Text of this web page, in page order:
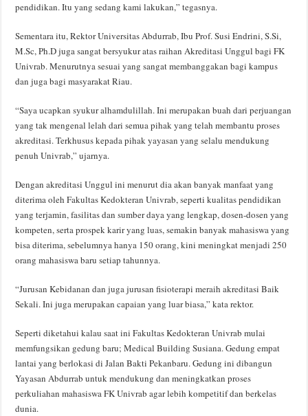
pendidikan. Itu yang sedang kami lakukan,” tegasnya.
Sementara itu, Rektor Universitas Abdurrab, Ibu Prof. Susi Endrini, S.Si,
M.Sc, Ph.D juga sangat bersyukur atas raihan Akreditasi Unggul bagi FK
Univrab. Menurutnya sesuai yang sangat membanggakan bagi kampus
dan juga bagi masyarakat Riau.
“Saya ucapkan syukur alhamdulillah. Ini merupakan buah dari perjuangan
yang tak mengenal lelah dari semua pihak yang telah membantu proses
akreditasi. Terkhusus kepada pihak yayasan yang selalu mendukung
penuh Univrab,” ujarnya.
Dengan akreditasi Unggul ini menurut dia akan banyak manfaat yang
diterima oleh Fakultas Kedokteran Univrab, seperti kualitas pendidikan
yang terjamin, fasilitas dan sumber daya yang lengkap, dosen-dosen yang
kompeten, serta prospek karir yang luas, semakin banyak mahasiswa yang
bisa diterima, sebelumnya hanya 150 orang, kini meningkat menjadi 250
orang mahasiswa baru setiap tahunnya.
“Jurusan Kebidanan dan juga jurusan fisioterapi meraih akreditasi Baik
Sekali. Ini juga merupakan capaian yang luar biasa,” kata rektor.
Seperti diketahui kalau saat ini Fakultas Kedokteran Univrab mulai
memfungsikan gedung baru; Medical Building Susiana. Gedung empat
lantai yang berlokasi di Jalan Bakti Pekanbaru. Gedung ini dibangun
Yayasan Abdurrab untuk mendukung dan meningkatkan proses
perkuliahan mahasiswa FK Univrab agar lebih kompetitif dan berkelas
dunia.